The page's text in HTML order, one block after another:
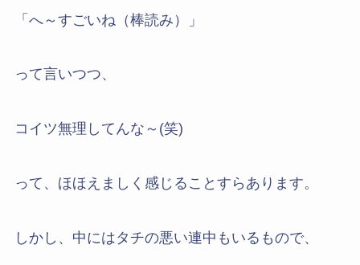
「へ～すごいね（棒読み）」
って言いつつ、
コイツ無理してんな～(笑)
って、ほほえましく感じることすらあります。
しかし、中にはタチの悪い連中もいるもので、